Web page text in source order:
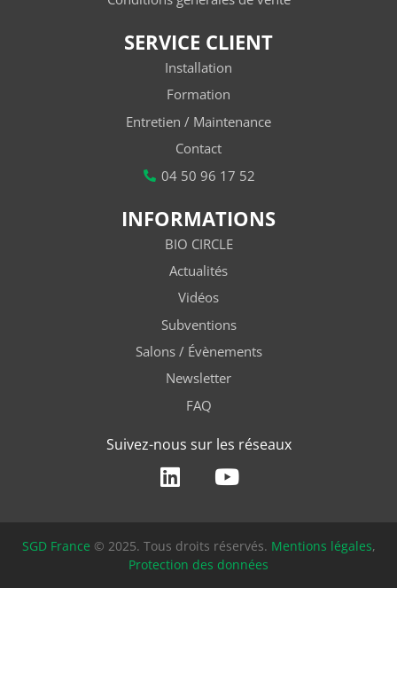
SERVICE CLIENT
Installation
Formation
Entretien / Maintenance
Contact
04 50 96 17 52
INFORMATIONS
BIO CIRCLE
Actualités
Vidéos
Subventions
Salons / Évènements
Newsletter
FAQ
Suivez-nous sur les réseaux
SGD France © 2025. Tous droits réservés. Mentions légales,
Protection des données